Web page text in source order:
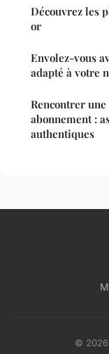
Découvrez les
or
Envolez-vous
adapté à votre
Rencontrer
abonnement :
authentiques
© 2026